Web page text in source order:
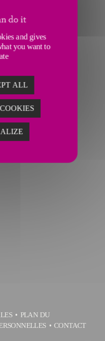
PLAN DU
CONTACT
and gives
you want to
ALL